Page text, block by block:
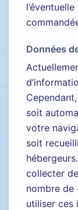
Données
soit
votre
soit
collecter
nombre de
utiliser ces